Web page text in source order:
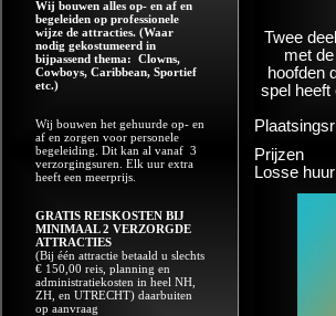
Wij bouwen alles op- en af en
begeleiden op professionele
wijze de attracties. (Waar
nodig gekostumeerd in
bijpassend thema: Clowns,
Cowboys, Caribbean, Sportief
etc.)
Wij bouwen het gehuurde op- en
af en zorgen voor personele
begeleiding. Dit kan al vanaf 3
verzorgingsuren. Elk uur extra
heeft een meerprijs.
GRATIS REISKOSTEN BIJ
MINIMAAL 2 VERZORGDE
ATTRACTIES
(Bij één attractie betaald u slechts
€ 150,00 reis, planning en
administratiekosten in heel NH,
ZH, en UTRECHT) daarbuiten
op aanvraag
Twee
met
hoofden
spel heeft
Prijzen
Losse